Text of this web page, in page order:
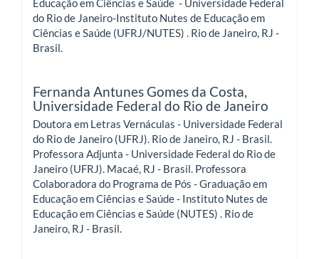
Educação em Ciências e Saúde - Universidade Federal
do Rio de Janeiro-Instituto Nutes de Educação em
Ciências e Saúde (UFRJ/NUTES) . Rio de Janeiro, RJ -
Brasil.
Fernanda Antunes Gomes da Costa,
Universidade Federal do Rio de Janeiro
Doutora em Letras Vernáculas - Universidade Federal
do Rio de Janeiro (UFRJ). Rio de Janeiro, RJ - Brasil.
Professora Adjunta - Universidade Federal do Rio de
Janeiro (UFRJ). Macaé, RJ - Brasil. Professora
Colaboradora do Programa de Pós - Graduação em
Educação em Ciências e Saúde - Instituto Nutes de
Educação em Ciências e Saúde (NUTES) . Rio de
Janeiro, RJ - Brasil.